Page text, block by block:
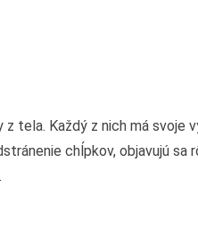
tela. Každý z nich má svoje
chĺpkov, objavujú sa